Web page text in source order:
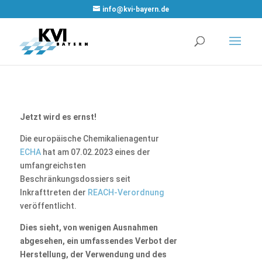
info@kvi-bayern.de
Jetzt wird es ernst!
Die europäische Chemikalienagentur
ECHA hat am 07.02.2023 eines der
umfangreichsten
Beschränkungsdossiers seit
Inkrafttreten der REACH-Verordnung
veröffentlicht.
Dies sieht, von wenigen Ausnahmen
abgesehen, ein umfassendes Verbot der
Herstellung, der Verwendung und des
Cookie Plugin
Cookie Banner